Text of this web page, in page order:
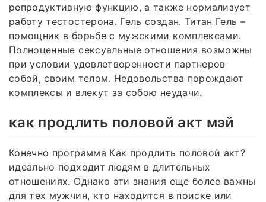
репродуктивную функцию, а также нормализует
работу тестостерона. Гель создан. Титан Гель –
помощник в борьбе с мужскими комплексами.
Полноценные сексуальные отношения возможны
при условии удовлетворенности партнеров
собой, своим телом. Недовольства порождают
комплексы и влекут за собою неудачи.
как продлить половой акт мэй
Конечно программа Как продлить половой акт?
идеально подходит людям в длительных
отношениях. Однако эти знания еще более важны
для тех мужчин, кто находится в поиске или